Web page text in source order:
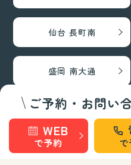
ご予約・お問い
WEB
で予約 で
仙台 長町南
盛岡 南大通
巻き爪矯正
秋田 旭南